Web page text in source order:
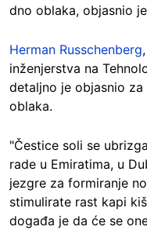
dno oblaka, objasnio
Herman Russchenberg
inženjerstva na
detaljno je objasnio
oblaka.
"Čestice soli se
rade u Emiratima, u
jezgre za formiranje
stimulirate rast kapi
događa je da će se